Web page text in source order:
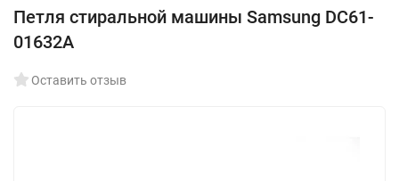
Петля стиральной машины Samsung DC61-
01632A
Оставить отзыв